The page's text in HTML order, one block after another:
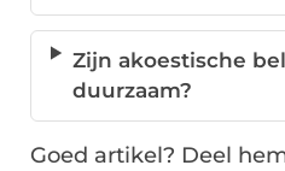
Zijn akoestische
duurzaam?
Goed artikel? Deel